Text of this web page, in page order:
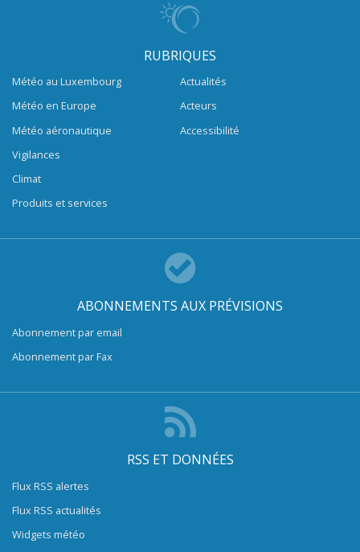
RUBRIQUES
Météo au Luxembourg
Météo en Europe
Météo aéronautique
Vigilances
Climat
Produits et services
Actualités
Acteurs
Accessibilité
ABONNEMENTS AUX PRÉVISIONS
Abonnement par email
Abonnement par Fax
RSS ET DONNÉES
Flux RSS alertes
Flux RSS actualités
Widgets météo